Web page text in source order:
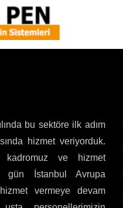
bu sektöre ilk adım
hizmet veriyorduk.
ve hizmet
gün İstanbul Avrupa
vermeye devam